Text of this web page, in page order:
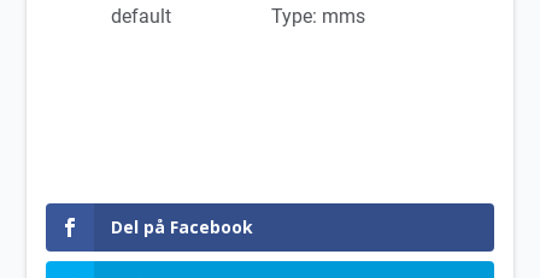
default
Type: mms
Del på Facebook